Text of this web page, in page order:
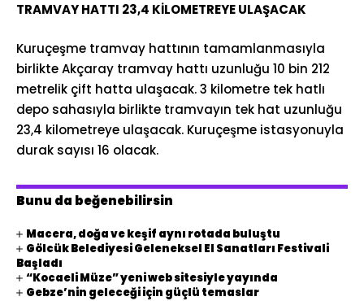
TRAMVAY HATTI 23,4 KİLOMETREYE ULAŞACAK
Kuruçeşme tramvay hattının tamamlanmasıyla
birlikte Akçaray tramvay hattı uzunluğu 10 bin 212
metrelik çift hatta ulaşacak. 3 kilometre tek hatlı
depo sahasıyla birlikte tramvayın tek hat uzunluğu
23,4 kilometreye ulaşacak. Kuruçeşme istasyonuyla
durak sayısı 16 olacak.
Bunu da beğenebilirsin
Macera, doğa ve keşif aynı rotada buluştu
Gölcük Belediyesi Geleneksel El Sanatları Festivali
Başladı
“Kocaeli Müze” yeni web sitesiyle yayında
Gebze’nin geleceği için güçlü temaslar